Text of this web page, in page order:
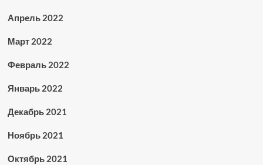
Апрель 2022
Март 2022
Февраль 2022
Январь 2022
Декабрь 2021
Ноябрь 2021
Октябрь 2021